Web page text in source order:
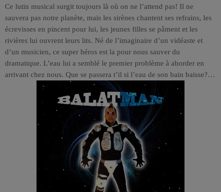
Ce lutin musical surgit toujours là où on ne l’attend pas! Il ne
sauvera pas notre planète, mais les sirènes chantent ses refrains, les
écrevisses en pincent pour lui, les jeunes filles se pâment et les
rivières lui ouvrent leurs lits. Né de l’imaginaire d’un vidéaste et
d’un musicien, ce super héros est la pour nous sauver du
dramatique. L’eau lui a semblé le premier problème à aborder en
arrivant chez nous. Que se passera t’il si l’eau de son bain baisse?…